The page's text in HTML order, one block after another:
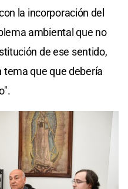
la incorporación del
ambiental que no
de ese sentido,
tema que que debería